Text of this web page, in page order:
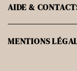
AIDE &
MENTIONS